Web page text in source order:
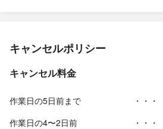
キャンセルポリシー
キャンセル料金
作業日の5日前まで ・・・
作業日の4〜2日前
・・・